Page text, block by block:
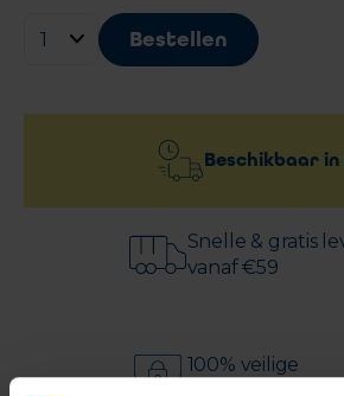
Bestellen
Beschikbaar in
Snelle & gratis
vanaf €59
100% veilige